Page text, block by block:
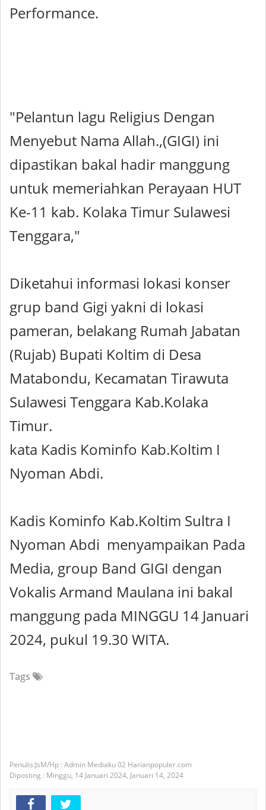
Performance.
"Pelantun lagu Religius Dengan
Menyebut Nama Allah.,(GIGI) ini
dipastikan bakal hadir manggung
untuk memeriahkan Perayaan HUT
Ke-11 kab. Kolaka Timur Sulawesi
Tenggara,"
Diketahui informasi lokasi konser
grup band Gigi yakni di lokasi
pameran, belakang Rumah Jabatan
(Rujab) Bupati Koltim di Desa
Matabondu, Kecamatan Tirawuta
Sulawesi Tenggara Kab.Kolaka
Timur.
kata Kadis Kominfo Kab.Koltim I
Nyoman Abdi.
Kadis Kominfo Kab.Koltim Sultra I
Nyoman Abdi menyampaikan Pada
Media, group Band GIGI dengan
Vokalis Armand Maulana ini bakal
manggung pada MINGGU 14 Januari
2024, pukul 19.30 WITA.
Tags
JsM/Hp : Admin Mediaku 02 Harianpopuler.com
Diposting : Minggu, 14 Januari 2024, Januari 14, 2024